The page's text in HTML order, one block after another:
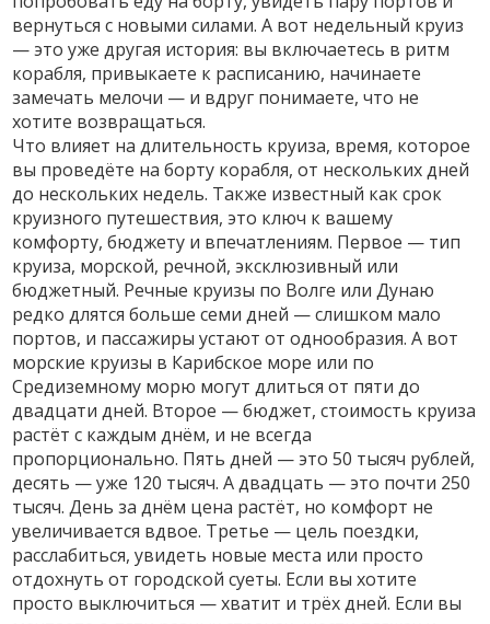
вернуться с новыми силами. А вот недельный круиз
— это уже другая история: вы включаетесь в ритм
корабля, привыкаете к расписанию, начинаете
замечать мелочи — и вдруг понимаете, что не
хотите возвращаться.
Что влияет надлительность круиза, время, которое
вы проведёте на борту корабля, от нескольких дней
до нескольких недель. Также известный каксрок
круизного путешествия, это ключ к вашему
комфорту, бюджету и впечатлениям. Первое — тип
круиза, морской, речной, эксклюзивный или
бюджетный. Речные круизы по Волге или Дунаю
редко длятся больше семи дней — слишком мало
портов, и пассажиры устают от однообразия. А вот
морские круизы в Карибское море или по
Средиземному морю могут длиться от пяти до
двадцати дней. Второе —бюджет,стоимость круиза
растёт с каждым днём, и не всегда
пропорционально. Пять дней — это 50 тысяч рублей,
десять — уже 120 тысяч. А двадцать — это почти 250
тысяч. День за днём цена растёт, но комфорт не
увеличивается вдвое. Третье — цель поездки,
расслабиться, увидеть новые места или просто
отдохнуть от городской суеты. Если вы хотите
просто выключиться — хватит и трёх дней. Если вы